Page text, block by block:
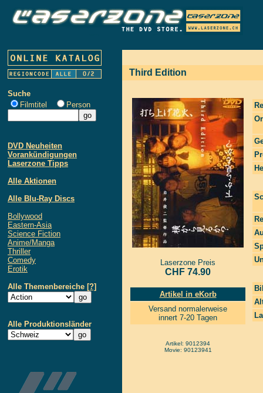
Suche
Filmtitel
Person
DVD Neuheiten
Vorankündigungen
Laserzone Tipps
Alle Aktionen
Alle Blu-Ray Discs
Bollywood
Eastern-Asia
Science Fiction
Anime/Manga
Thriller
Comedy
Erotik
Alle Themenbereiche [?]
Alle Produktionsländer
Third Edition
Laserzone Preis
CHF 74.90
Artikel in eKorb
Versand normalerweise
innert 7-20 Tagen
Artikel: 9012394
Movie: 90123941